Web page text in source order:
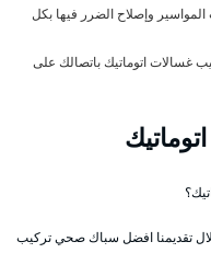
وإصلاح الضرر فيها بكل
اتوماتيك باتصالك على
تقديمنا افضل سباك صحي تركيب